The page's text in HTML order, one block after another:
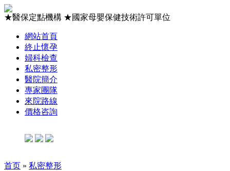
★醫保定點機構 ★國家母嬰保健技術許可單位
網站首頁
終止懷孕
婦科檢查
私密整形
醫院簡介
專家團隊
來院路線
價格咨詢
首页 » 私密整形